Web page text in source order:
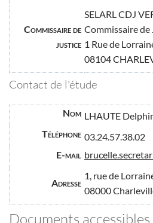
Commissaire de
justice
SELARL CDJ
Commissaire de
1 Rue de
08104
Contact de l'étude
Nom LHAUTE
Téléphone 03.24.57.38.02
E-mail
Adresse
1, rue de
08000
Documents